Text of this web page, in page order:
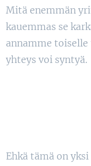
Mitä enemmän
kauemmas se
annamme
yhteys voi syntyä.
Ehkä tämä on